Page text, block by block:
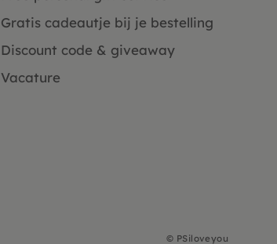
Gratis cadeautje bij je bestelling
Discount code & giveaway
Vacature
© PSiloveyou